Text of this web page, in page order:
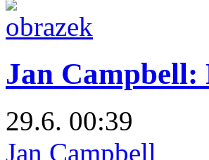
Jan Campbell:
29.6. 00:39
Jan Campbell